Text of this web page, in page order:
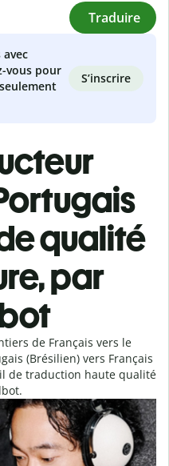
Traduire
avec
vous pour
S’inscrire
qualité
par
de Français vers le
(Brésilien) vers Français
de traduction haute qualité